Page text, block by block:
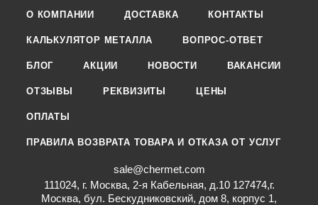
О КОМПАНИИ ДОСТАВКА КОНТАКТЫ
КАЛЬКУЛЯТОР МЕТАЛЛА ВОПРОС-ОТВЕТ
БЛОГ АКЦИИ НОВОСТИ ВАКАНСИИ
ОТЗЫВЫ РЕКВИЗИТЫ ЦЕНЫ
ОПЛАТЫ
ПРАВИЛА ВОЗВРАТА ТОВАРА И ОТКАЗА ОТ УСЛУГ
sale@chermet.com
111024, г. Москва, 2-я Кабельная, д.10 127474,г.
Москва, бул. Бескудниковский, дом 8, корпус 1,